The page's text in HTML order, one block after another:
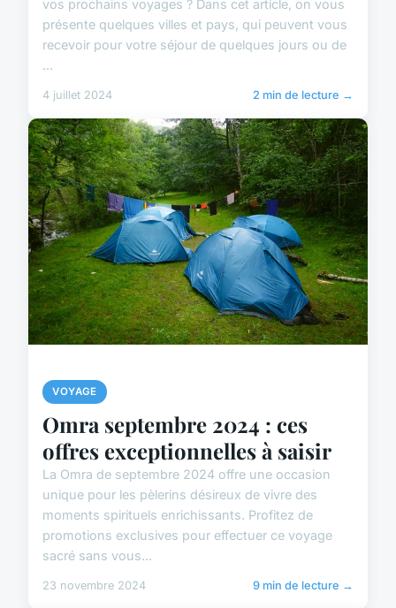
vos prochains voyages ? Dans cet article, on vous
présente quelques villes et pays, qui peuvent vous
recevoir pour votre séjour de quelques jours ou de
...
4 juillet 2024 2 min de lecture →
VOYAGE
Omra septembre 2024 : ces
offres exceptionnelles à saisir
La Omra de septembre 2024 offre une occasion
unique pour les pèlerins désireux de vivre des
moments spirituels enrichissants. Profitez de
promotions exclusives pour effectuer ce voyage
sacré sans vous...
23 novembre 2024 9 min de lecture →